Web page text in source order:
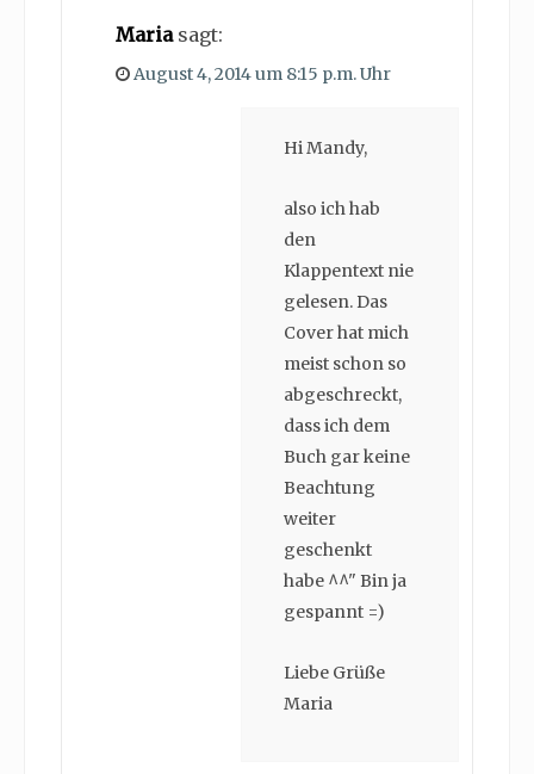
Maria sagt:
August 4, 2014 um 8:15 p.m. Uhr
Hi Mandy,
also ich hab
den
Klappentext nie
gelesen. Das
Cover hat mich
meist schon so
abgeschreckt,
dass ich dem
Buch gar keine
Beachtung
weiter
geschenkt
habe ^^" Bin ja
gespannt =)
Liebe Grüße
Maria